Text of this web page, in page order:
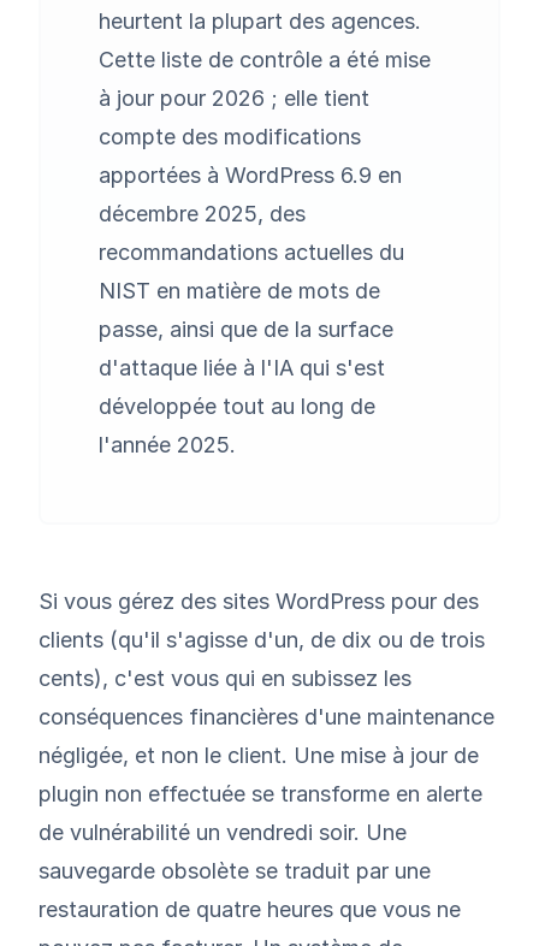
heurtent la plupart des agences.
Cette liste de contrôle a été mise
à jour pour 2026 ; elle tient
compte des modifications
apportées à WordPress 6.9 en
décembre 2025, des
recommandations actuelles du
NIST en matière de mots de
passe, ainsi que de la surface
d'attaque liée à l'IA qui s'est
développée tout au long de
l'année 2025.
Si vous gérez des sites WordPress pour des
clients (qu'il s'agisse d'un, de dix ou de trois
cents), c'est vous qui en subissez les
conséquences financières d'une maintenance
négligée, et non le client. Une mise à jour de
plugin non effectuée se transforme en alerte
de vulnérabilité un vendredi soir. Une
sauvegarde obsolète se traduit par une
restauration de quatre heures que vous ne